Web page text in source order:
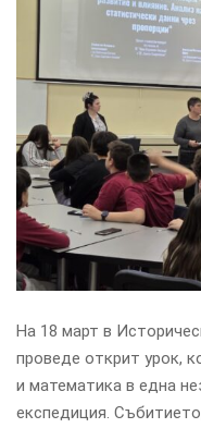
На 18 март в
проведе открит урок,
и математика в една
експедиция.